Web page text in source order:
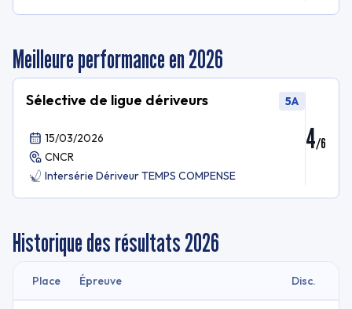
Meilleure performance en 2026
Sélective de ligue dériveurs 5A
15/03/2026
CNCR
Intersérie Dériveur TEMPS COMPENSE
4/6
Historique des résultats2026
Place Épreuve Disc.